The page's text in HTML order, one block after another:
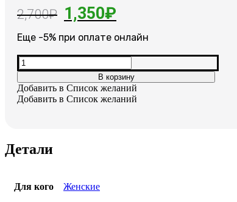
2,700₽ Первоначальная
цена
составляла
2,700₽.
1,350₽
цена:
1,350₽.
Еще -5% при оплате онлайн
Количество
товара
Серьги
позолоченные
В корзину
Добавить в Список желаний
Добавить в Список желаний
Детали
Для кого Женские